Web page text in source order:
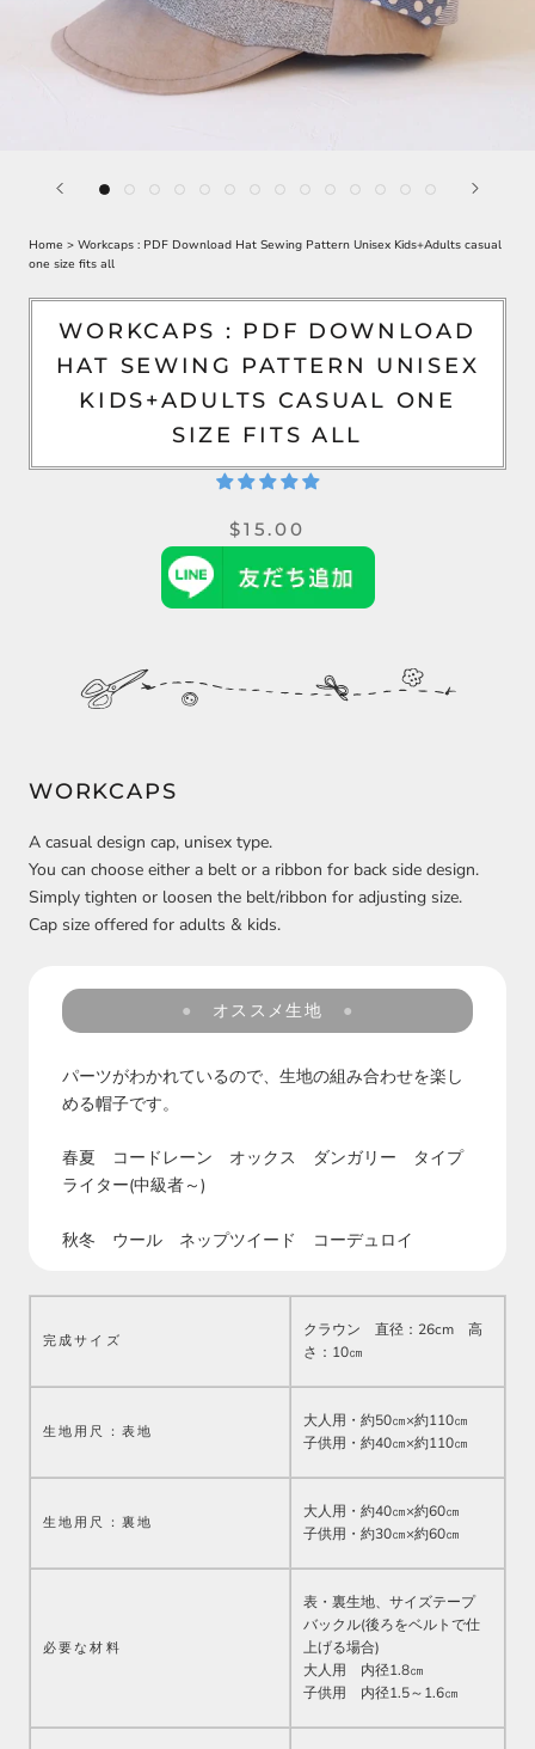
Home > Workcaps : PDF Download Hat Sewing Pattern Unisex Kids+Adults casual
one size fits all
WORKCAPS : PDF DOWNLOAD
HAT SEWING PATTERN UNISEX
KIDS+ADULTS CASUAL ONE
SIZE FITS ALL
$15.00
WORKCAPS
A casual design cap, unisex type.
You can choose either a belt or a ribbon for back side design.
Simply tighten or loosen the belt/ribbon for adjusting size.
Cap size offered for adults & kids.
オススメ生地
パーツがわかれているので、生地の組み合わせを楽し
める帽子です。
春夏 コードレーン オックス ダンガリー タイプ
ライター(中級者～)
秋冬 ウール ネップツイード コーデュロイ
完成サイズ
クラウン 直径：26cm 高
さ：10㎝
生地用尺：表地
大人用・約50㎝×約110㎝
子供用・約40㎝×約110㎝
生地用尺： 裏地
大人用・約40㎝×約60㎝
子供用・約30㎝×約60㎝
必要な材料
表・裏生地、サイズテープ
バックル(後ろをベルトで仕
上げる場合)
大人用 内径1.8㎝
子供用 内径1.5～1.6㎝